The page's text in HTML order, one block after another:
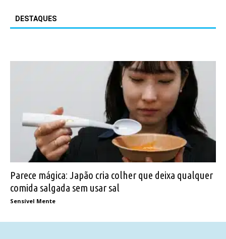
DESTAQUES
Parece mágica: Japão cria colher que deixa qualquer
comida salgada sem usar sal
Sensível Mente